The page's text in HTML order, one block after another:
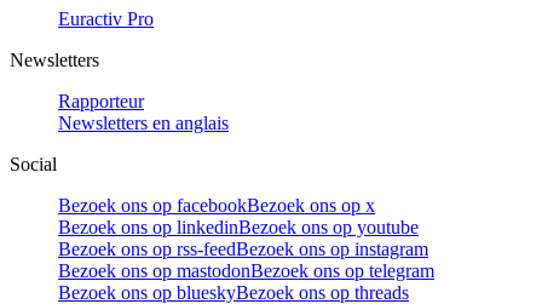
Euractiv Pro
Newsletters
Rapporteur
Newsletters en anglais
Social
Bezoek ons op facebookBezoek ons op x
Bezoek ons op linkedinBezoek ons op youtube
Bezoek ons op rss-feedBezoek ons op instagram
Bezoek ons op mastodonBezoek ons op telegram
Bezoek ons op blueskyBezoek ons op threads